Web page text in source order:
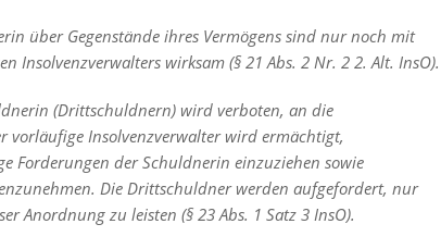
über Gegenstände ihres Vermögens sind nur noch mit
Insolvenzverwalters wirksam (§ 21 Abs. 2 Nr. 2 2. Alt. InsO).
(Drittschuldnern) wird verboten, an die
vorläufige Insolvenzverwalter wird ermächtigt,
Forderungen der Schuldnerin einzuziehen sowie
Die Drittschuldner werden aufgefordert, nur
Anordnung zu leisten (§ 23 Abs. 1 Satz 3 InsO).